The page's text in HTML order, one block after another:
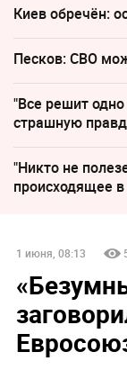
Киев обречён:
Песков: СВО
"Все решит
страшную
"Никто не
происходящее
1 июня, 08:13